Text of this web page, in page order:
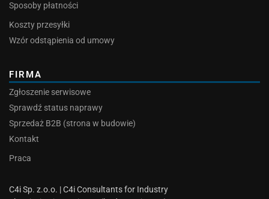
Sposoby płatności
Koszty przesyłki
Wzór odstąpienia od umowy
FIRMA
Zgłoszenie serwisowe
Sprawdź status naprawy
Sprzedaż B2B (strona w budowie)
Kontakt
Praca
C4i Sp. z.o.o. | C4i Consultants for Industry